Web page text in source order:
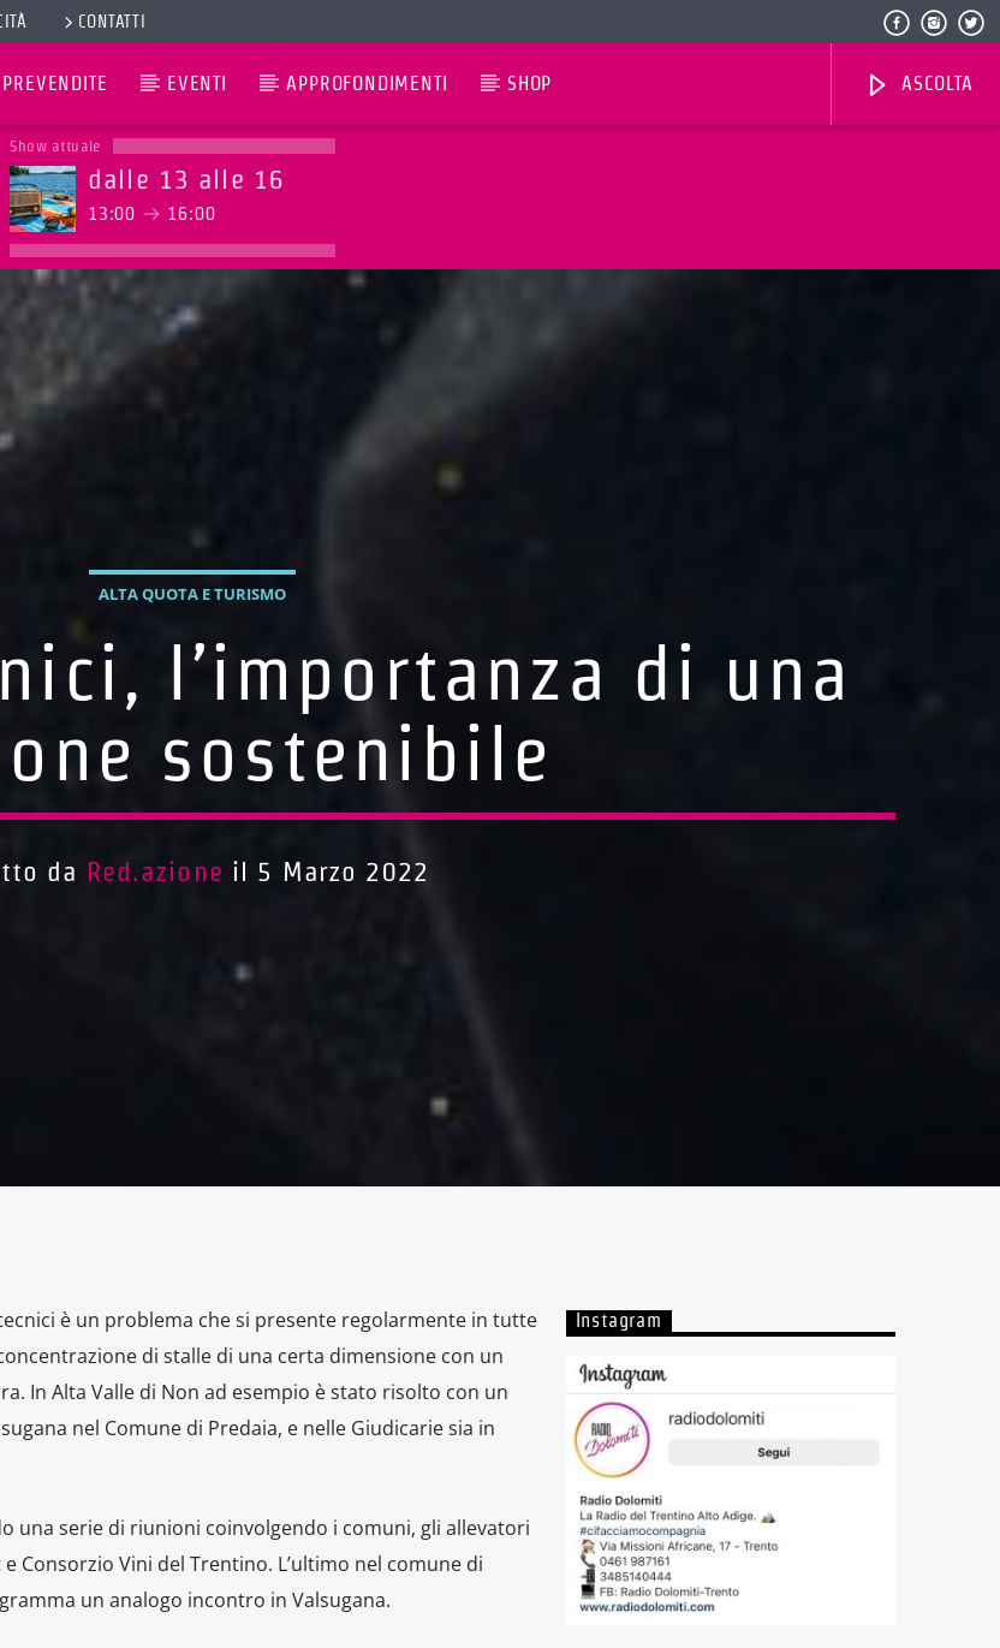
CONTATTI
PREVENDITE EVENTI APPROFONDIMENTI SHOP ASCOLTA
Show attuale
dalle 13 alle 16
13:00 16:00
ALTA QUOTA E TURISMO
l’importanza di una
sostenibile
da Red.azione il 5 Marzo 2022
è un problema che si presente regolarmente in tutte
di stalle di una certa dimensione con un
In Alta Valle di Non ad esempio è stato risolto con un
nel Comune di Predaia, e nelle Giudicarie sia in
una serie di riunioni coinvolgendo i comuni, gli allevatori
Consorzio Vini del Trentino. L’ultimo nel comune di
un analogo incontro in Valsugana.
Instagram